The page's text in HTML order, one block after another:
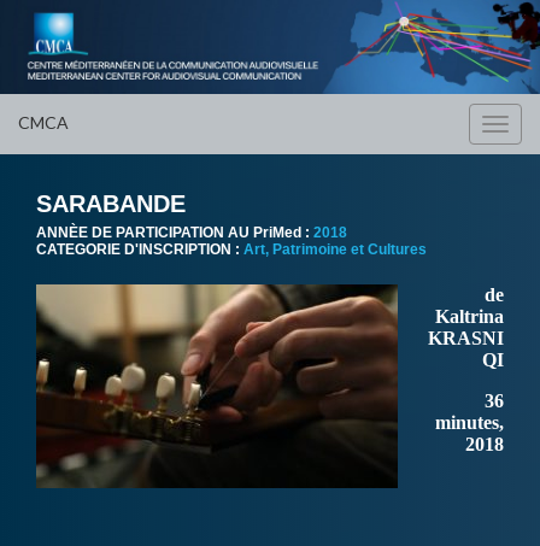
CMCA
SARABANDE
ANNÈE DE PARTICIPATION AU PriMed : 2018
CATEGORIE D'INSCRIPTION : Art, Patrimoine et Cultures
de
Kaltrina
KRASNI
QI
36
minutes,
2018